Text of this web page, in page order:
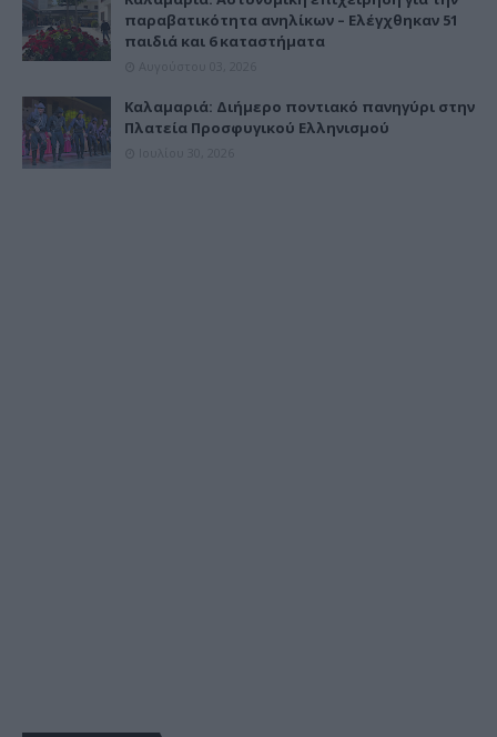
παραβατικότητα ανηλίκων – Ελέγχθηκαν 51
παιδιά και 6 καταστήματα
Καλαμαριά: Διήμερο ποντιακό πανηγύρι στην
Πλατεία Προσφυγικού Ελληνισμού